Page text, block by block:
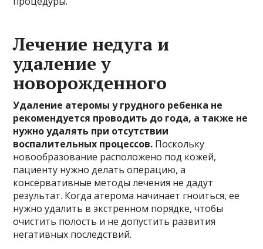
Лечение недуга и
удаление у
новорожденного
Удаление атеромы у грудного ребенка не
рекомендуется проводить до года, а также не
нужно удалять при отсутствии
воспалительных процессов. Поскольку
новообразование расположено под кожей,
пациенту нужно делать операцию, а
консервативные методы лечения не дадут
результат. Когда атерома начинает гноиться, ее
нужно удалить в экстренном порядке, чтобы
очистить полость и не допустить развития
негативных последствий.